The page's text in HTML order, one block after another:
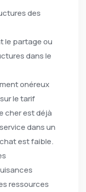
des
le partage ou
dans le
onéreux
le tarif
cher est déjà
dans un
est faible.
ressources